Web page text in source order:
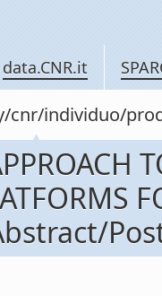
data.CNR.it
cnr/individuo/